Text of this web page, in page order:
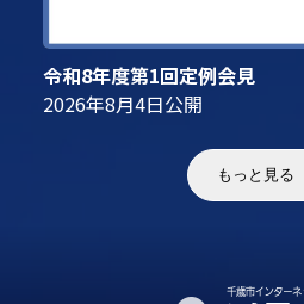
令和8年度第1回定例会見
2026年8月4日公開
もっと見る